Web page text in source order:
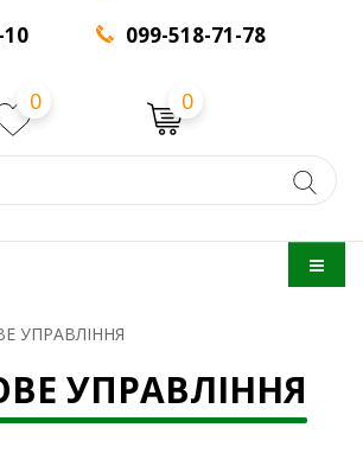
10
099-518-71-78
0 0
УПРАВЛІННЯ
УПРАВЛІННЯ